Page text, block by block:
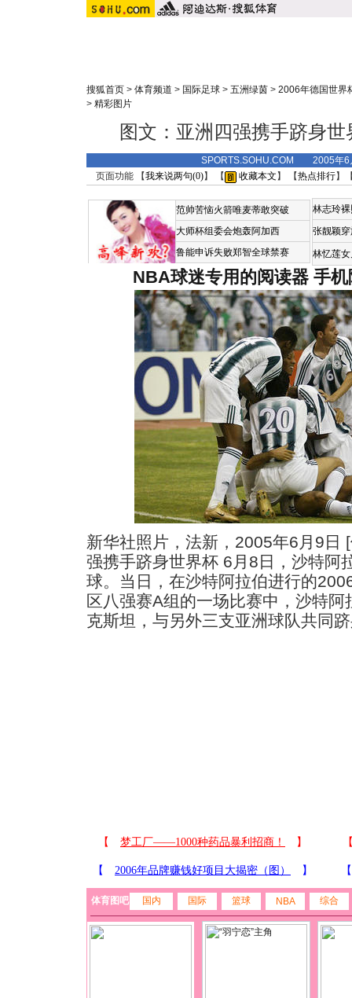
搜狐首页 > 体育频道 > 国际足球 > 五洲绿茵 > 2006年德国世界
> 精彩图片
图文：亚洲四强携手跻身
SPORTS.SOHU.COM 2005年
页面功能 【我来说两句(0)】 【 收藏本文 】 【热点排行】
范帅苦恼火箭唯麦蒂敢突破
大师杯组委会炮轰阿加西
鲁能申诉失败郑智全球禁赛
林志玲
张靓颖
林忆莲
NBA球迷专用的阅读器 手
新华社照片，法新，2005年6月9
强携手跻身世界杯 6月8日，沙特阿
球。当日，在沙特阿拉伯进行的
区八强赛A组的一场比赛中，沙特
克斯坦，与另外三支亚洲球队共同
体育图吧 国内 国际 篮球 NBA 综合